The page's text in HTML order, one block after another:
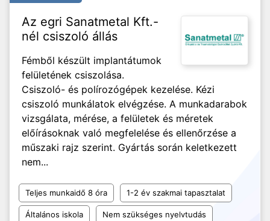
Az egri Sanatmetal Kft.-
nél csiszoló állás
Fémből készült implantátumok
felületének csiszolása.
Csiszoló- és polírozógépek kezelése. Kézi
csiszoló munkálatok elvégzése. A munkadarabok
vizsgálata, mérése, a felületek és méretek
előírásoknak való megfelelése és ellenőrzése a
műszaki rajz szerint. Gyártás során keletkezett
nem...
Teljes munkaidő 8 óra 1-2 év szakmai tapasztalat
Általános iskola Nem szükséges nyelvtudás